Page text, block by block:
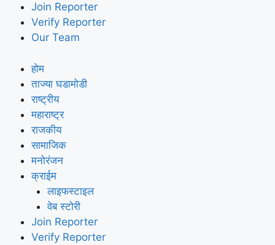
Join Reporter
Verify Reporter
Our Team
होम
ताज्या घडामोडी
राष्ट्रीय
महाराष्ट्र
राजकीय
सामाजिक
मनोरंजन
क्राईम
लाइफस्टाइल
वेब स्टोरी
Join Reporter
Verify Reporter